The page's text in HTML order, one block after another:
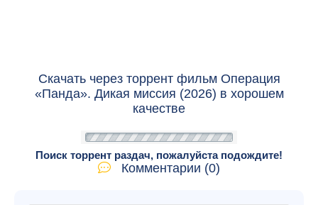
Скачать через торрент фильм Операция
«Панда». Дикая миссия (2026) в хорошем
качестве
Поиск торрент раздач, пожалуйста подождите!
Комментарии (0)